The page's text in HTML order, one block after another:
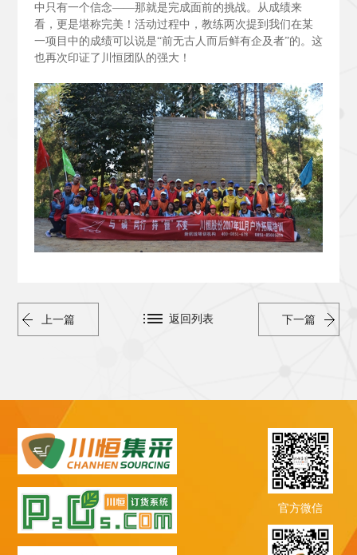
中只有一个信念——那就是完成面前的挑战。从成绩来
看，更是堪称完美！活动过程中，教练两次提到我们在某
一项目中的成绩可以说是“前无古人而后鲜有企及者”的。这
也再次印证了川恒团队的强大！
上一篇 下一篇
返回列表
官方微信